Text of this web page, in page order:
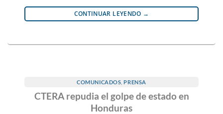
CONTINUAR LEYENDO →
COMUNICADOS ,PRENSA
CTERA repudia el golpe de estado en
Honduras